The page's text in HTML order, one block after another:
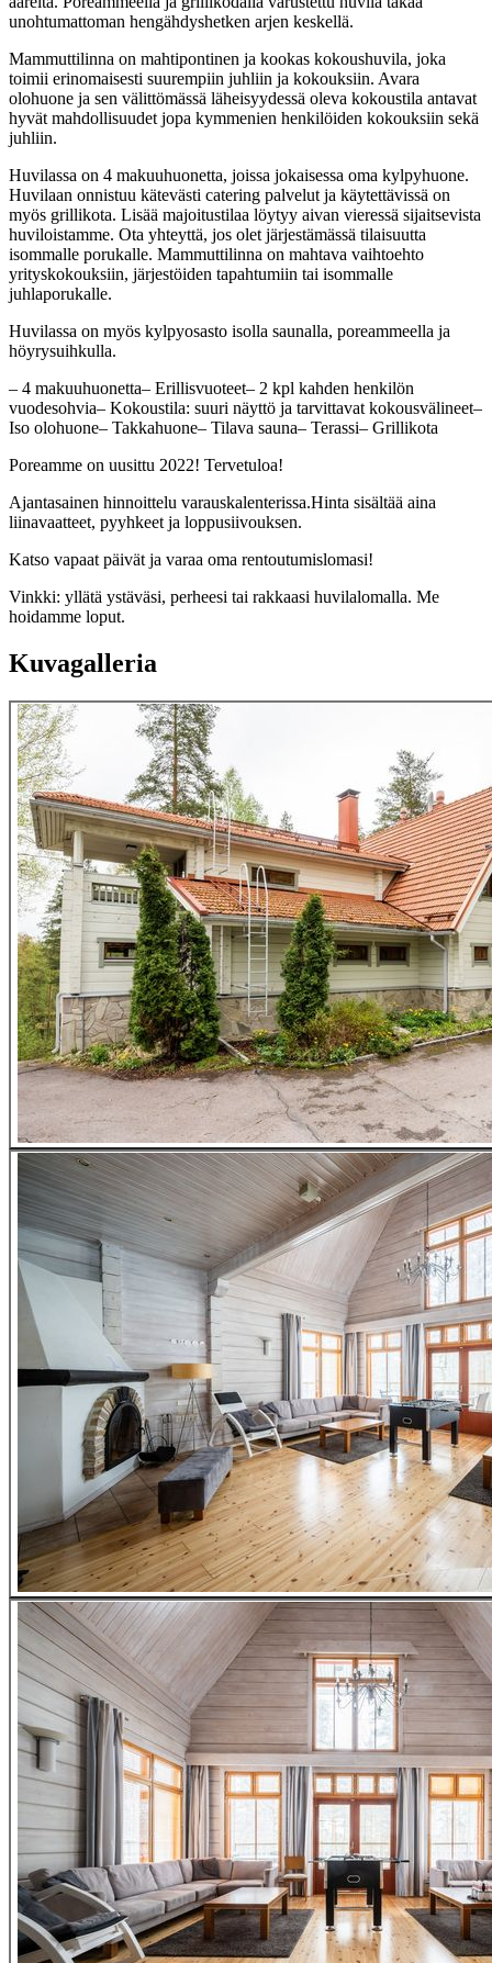
unohtumattoman hengähdyshetken arjen keskellä.
Mammuttilinna on mahtipontinen ja kookas kokoushuvila, joka
toimii erinomaisesti suurempiin juhliin ja kokouksiin. Avara
olohuone ja sen välittömässä läheisyydessä oleva kokoustila antavat
hyvät mahdollisuudet jopa kymmenien henkilöiden kokouksiin sekä
juhliin.
Huvilassa on 4 makuuhuonetta, joissa jokaisessa oma kylpyhuone.
Huvilaan onnistuu kätevästi catering palvelut ja käytettävissä on
myös grillikota. Lisää majoitustilaa löytyy aivan vieressä sijaitsevista
huviloistamme. Ota yhteyttä, jos olet järjestämässä tilaisuutta
isommalle porukalle. Mammuttilinna on mahtava vaihtoehto
yrityskokouksiin, järjestöiden tapahtumiin tai isommalle
juhlaporukalle.
Huvilassa on myös kylpyosasto isolla saunalla, poreammeella ja
höyrysuihkulla.
– 4 makuuhuonetta– Erillisvuoteet– 2 kpl kahden henkilön
vuodesohvia– Kokoustila: suuri näyttö ja tarvittavat kokousvälineet–
Iso olohuone– Takkahuone– Tilava sauna– Terassi– Grillikota
Poreamme on uusittu 2022! Tervetuloa!
Ajantasainen hinnoittelu varauskalenterissa.Hinta sisältää aina
liinavaatteet, pyyhkeet ja loppusiivouksen.
Katso vapaat päivät ja varaa oma rentoutumislomasi!
Vinkki: yllätä ystäväsi, perheesi tai rakkaasi huvilalomalla. Me
hoidamme loput.
Kuvagalleria